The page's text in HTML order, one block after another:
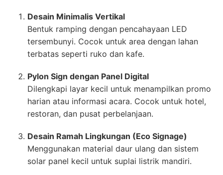
Desain Minimalis Vertikal
Bentuk ramping dengan pencahayaan LED
tersembunyi. Cocok untuk area dengan lahan
terbatas seperti ruko dan kafe.
Pylon Sign dengan Panel Digital
Dilengkapi layar kecil untuk menampilkan promo
harian atau informasi acara. Cocok untuk hotel,
restoran, dan pusat perbelanjaan.
Desain Ramah Lingkungan (Eco Signage)
Menggunakan material daur ulang dan sistem
solar panel kecil untuk suplai listrik mandiri.